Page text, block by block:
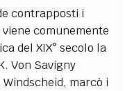
contrapposti i
comunemente
del XIX° secolo la
Von Savigny
marcò i